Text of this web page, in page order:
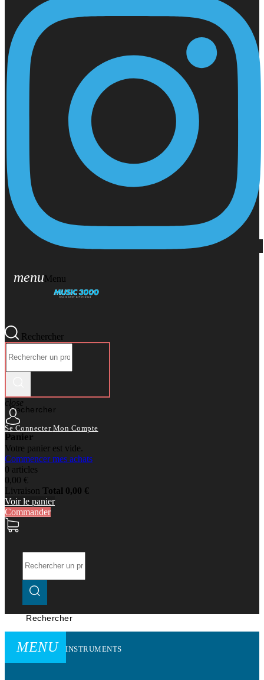
menuMenu
Rechercher
Rechercher
close
Se Connecter Mon Compte
Panier
Votre panier est vide.
Commencer mes achats
0 articles
0,00 €
Livraison Total 0,00 €
Voir le panier
Commander
Rechercher
MENU INSTRUMENTS